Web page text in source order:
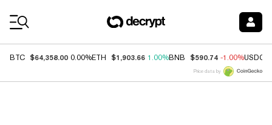
BTC $64,358.00 0.00%ETH $1,903.66 1.00%BNB $590.74 -1.00%USDC
Price data by